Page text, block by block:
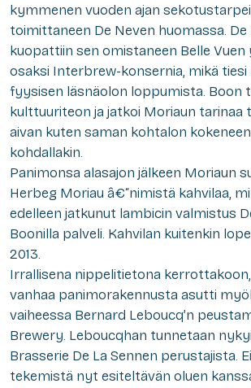
kymmenen vuoden ajan
toimittaneen De Neven huomassa. De
kuopattiin sen omistaneen Belle
osaksi Interbrew-konsernia, mikä tiesi
fyysisen läsnäolon loppumista. Boon
kulttuuriteon ja jatkoi Moriaun tarinaa
aivan kuten saman kohtalon
kohdallakin.
Panimonsa alasajon jälkeen Moriaun
Herbeg Moriau â€“nimistä kahvilaa,
edelleen jatkunut lambicin valmistus
Boonilla palveli. Kahvilan kuitenkin
2013.
Irrallisena nippelitietona
vanhaa panimorakennusta asutti
vaiheessa Bernard Leboucq’n
Brewery. Leboucqhan tunnetaan
Brasserie De La Sennen perustajista.
tekemistä nyt esiteltävän oluen